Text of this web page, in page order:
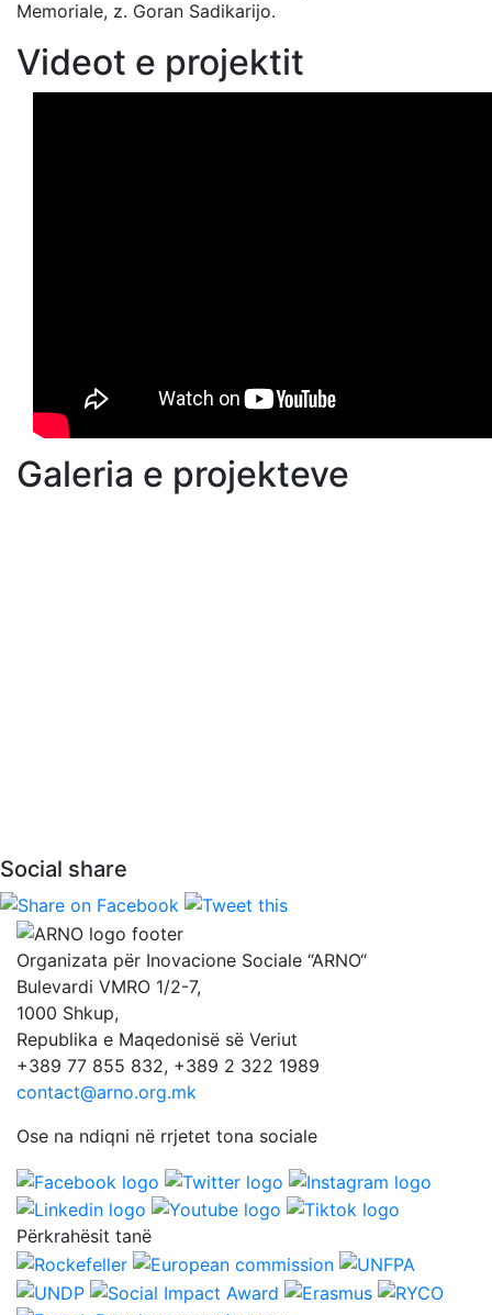
Memoriale, z. Goran Sadikarijo.
Videot e projektit
Galeria e projekteve
Social share
Organizata për Inovacione Sociale “ARNO“
Bulevardi VMRO 1/2-7,
1000 Shkup,
Republika e Maqedonisë së Veriut
+389 77 855 832, +389 2 322 1989
contact@arno.org.mk
Ose na ndiqni në rrjetet tona sociale
Përkrahësit tanë